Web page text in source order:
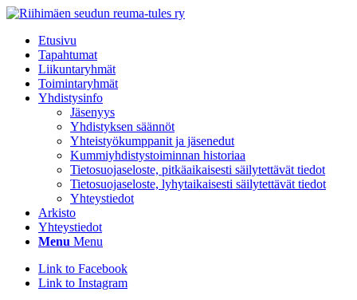
Etusivu
Tapahtumat
Liikuntaryhmät
Toimintaryhmät
Yhdistysinfo
Jäsenyys
Yhdistyksen säännöt
Yhteistyökumppanit ja jäsenedut
Kummiyhdistystoiminnan historiaa
Tietosuojaseloste, pitkäaikaisesti säilytettävät tiedot
Tietosuojaseloste, lyhytaikaisesti säilytettävät tiedot
Yhteystiedot
Arkisto
Yhteystiedot
Menu Menu
Link to Facebook
Link to Instagram